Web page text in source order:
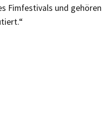
Fimfestivals und gehören